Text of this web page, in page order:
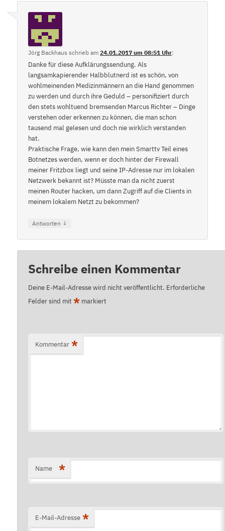
Jörg Backhaus schrieb am24.01.2017 um 08:51 Uhr:
Danke für diese Aufklärungssendung. Als
langsamkapierender Halbblutnerd ist es schön, von
wohlmeinenden Medizinmännern an die Hand genommen
zu werden und durch ihre Geduld – personifiziert durch
den stets wohltuend bremsenden Marcus Richter – Dinge
verstehen oder erkennen zu können, die man schon
tausend mal gelesen und doch nie wirklich verstanden
hat.
Praktische Frage, wie kann den mein Smarttv Teil eines
Botnetzes werden, wenn er doch hinter der Firewall
meiner Fritzbox liegt und seine IP-Adresse nur im lokalen
Netzwerk bekannt ist? Müsste man da nicht zuerst
meinen Router hacken, um dann Zugriff auf die Clients in
meinem lokalem Netzt zu bekommen?
Antworten ↓
Schreibe einen Kommentar
Deine E-Mail-Adresse wird nicht veröffentlicht. Erforderliche
Felder sind mit* markiert
Kommentar *
Name *
E-Mail-Adresse *